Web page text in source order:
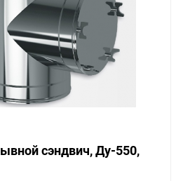
сэндвич, Ду-550,